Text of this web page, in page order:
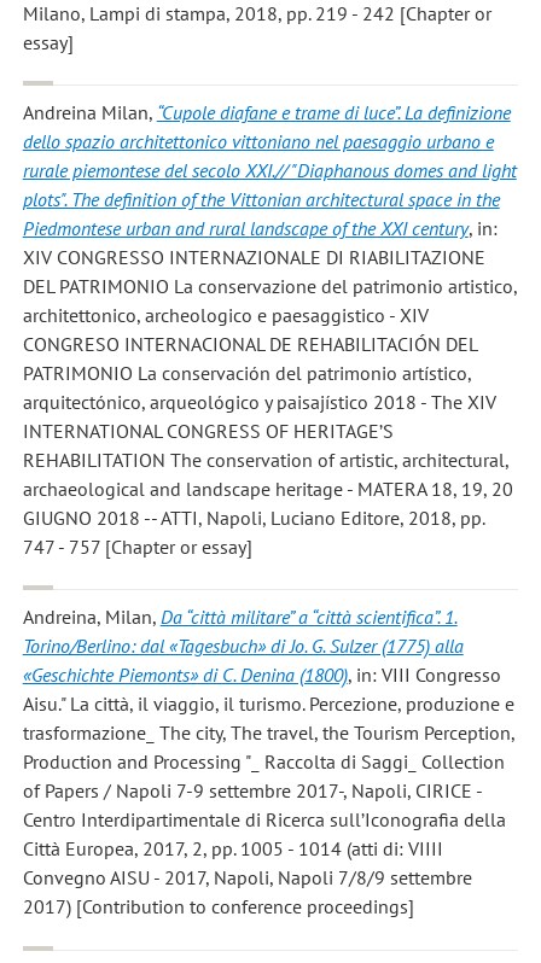
Milano, Lampi di stampa, 2018, pp. 219 - 242 [Chapter or
essay]
Andreina Milan, “Cupole diafane e trame di luce”. La definizione
dello spazio architettonico vittoniano nel paesaggio urbano e
rurale piemontese del secolo XXI.// "Diaphanous domes and light
plots". The definition of the Vittonian architectural space in the
Piedmontese urban and rural landscape of the XXI century, in:
XIV CONGRESSO INTERNAZIONALE DI RIABILITAZIONE
DEL PATRIMONIO La conservazione del patrimonio artistico,
architettonico, archeologico e paesaggistico - XIV
CONGRESO INTERNACIONAL DE REHABILITACIÓN DEL
PATRIMONIO La conservación del patrimonio artístico,
arquitectónico, arqueológico y paisajístico 2018 - The XIV
INTERNATIONAL CONGRESS OF HERITAGE’S
REHABILITATION The conservation of artistic, architectural,
archaeological and landscape heritage - MATERA 18, 19, 20
GIUGNO 2018 -- ATTI, Napoli, Luciano Editore, 2018, pp.
747 - 757 [Chapter or essay]
Andreina, Milan, Da “città militare” a “città scientifica”. 1.
Torino/Berlino: dal «Tagesbuch» di Jo. G. Sulzer (1775) alla
«Geschichte Piemonts» di C. Denina (1800), in: VIII Congresso
Aisu." La città, il viaggio, il turismo. Percezione, produzione e
trasformazione_ The city, The travel, the Tourism Perception,
Production and Processing "_ Raccolta di Saggi_ Collection
of Papers / Napoli 7-9 settembre 2017-, Napoli, CIRICE -
Centro Interdipartimentale di Ricerca sull’Iconografia della
Città Europea, 2017, 2, pp. 1005 - 1014 (atti di: VIIII
Convegno AISU - 2017, Napoli, Napoli 7/8/9 settembre
2017) [Contribution to conference proceedings]